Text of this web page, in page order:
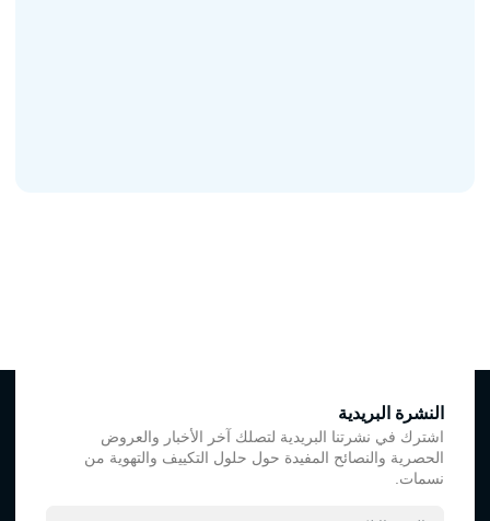
النشرة البريدية
اشترك في نشرتنا البريدية لتصلك آخر الأخبار والعروض
الحصرية والنصائح المفيدة حول حلول التكييف والتهوية من
نسمات.